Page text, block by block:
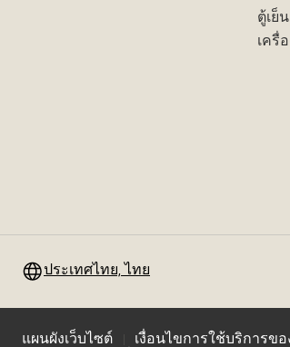
ตู้เย็น
เครื่
ประเทศไทย, ไทย
แผนผังเว็บไซต์ เงื่อนไขการใช้บริการขอ